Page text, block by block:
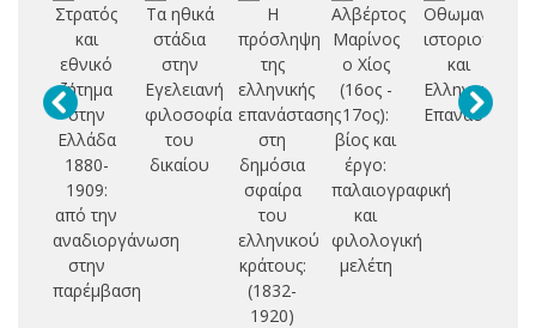
Στρατός
και
εθνικό
ζήτημα
στην
Ελλάδα
1880-
1909:
από την
αναδιοργάνωση
στην
παρέμβαση
Τα ηθικά
στάδια
στην
Εγελειανή
φιλοσοφία
του
δικαίου
Η
πρόσληψη
της
ελληνικής
επανάστασης
στη
δημόσια
σφαίρα
του
ελληνικού
κράτους:
(1832-
1920)
Αλβέρτος
Μαρίνος
ο Χίος
(16ος -
17ος):
βίος και
έργο:
παλαιογραφική
και
φιλολογική
μελέτη
Οθωμανοί
και
Ελληνική
Επανάσταση